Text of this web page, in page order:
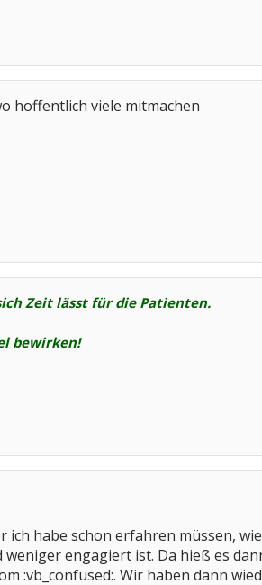
hoffentlich viele mitmachen
Zeit lässt für die Patienten.
bewirken!
ich habe schon erfahren müssen,
engagiert ist. Da hieß es
:vb_confused:. Wir haben dann